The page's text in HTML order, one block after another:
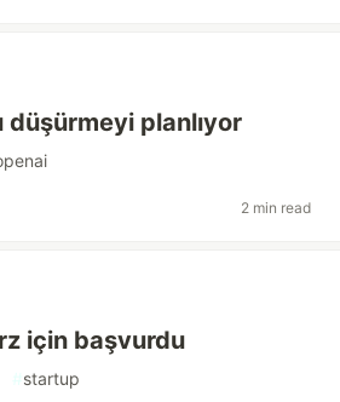
düşürmeyi planlıyor
2 min read
için başvurdu
#startup